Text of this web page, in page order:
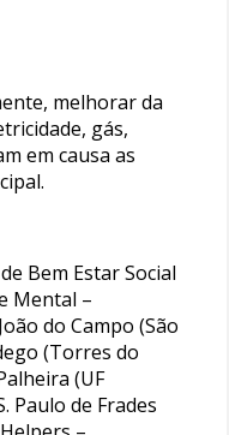
melhorar da
gás,
em causa as
Bem Estar Social
Mental –
do Campo (São
(Torres do
(UF
Paulo de Frades